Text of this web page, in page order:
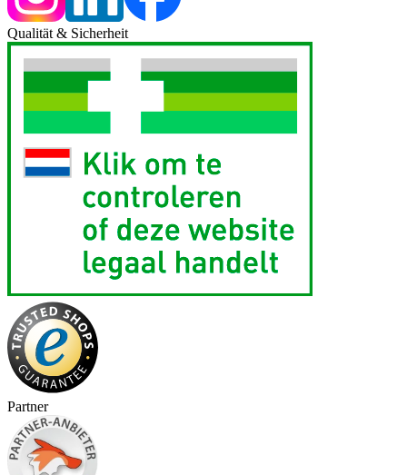
Qualität & Sicherheit
Partner